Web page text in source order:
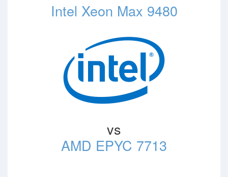
Intel Xeon Max 9480
vs
AMD EPYC 7713